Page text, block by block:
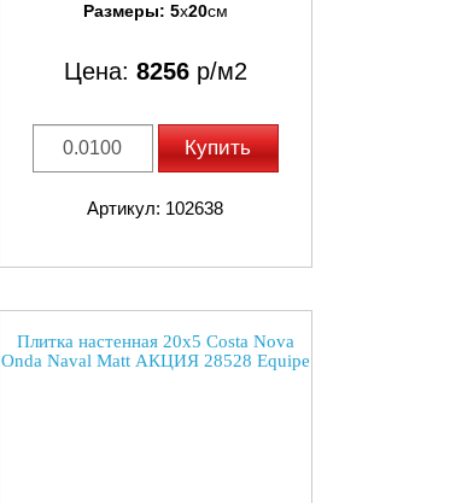
Размеры: 5x20см
Цена: 8256р/м2
Купить
Артикул: 102638
Плитка настенная 20x5 Costa Nova
Onda Naval Matt АКЦИЯ 28528 Equipe